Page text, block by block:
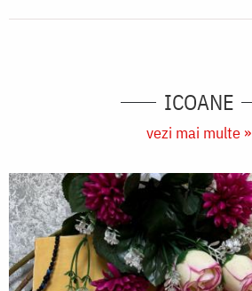
ICOANE
vezi mai multe »